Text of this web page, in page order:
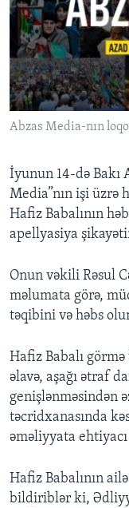
BIZI IZLƏYIN
Abzas Media-nın
İyunun 14-də Bakı
Media”nın işi üzrə
Hafiz Babalının
apellyasiya
Onun vəkili Rəsul
məlumata görə,
təqibini və həbs
Hafiz Babalı
əlavə, aşağı ətraf
genişlənməsindən
təcridxanasında
əməliyyata
Hafiz Babalının
bildiriblər ki,